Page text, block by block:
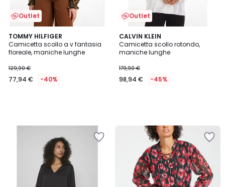
Outlet
TOMMY HILFIGER
Camicetta scollo a v fantasia
floreale, maniche lunghe
129,90 €
77,94 € -40%
Outlet
CALVIN KLEIN
Camicetta scollo rotondo,
maniche lunghe
179,90 €
98,94 € -45%